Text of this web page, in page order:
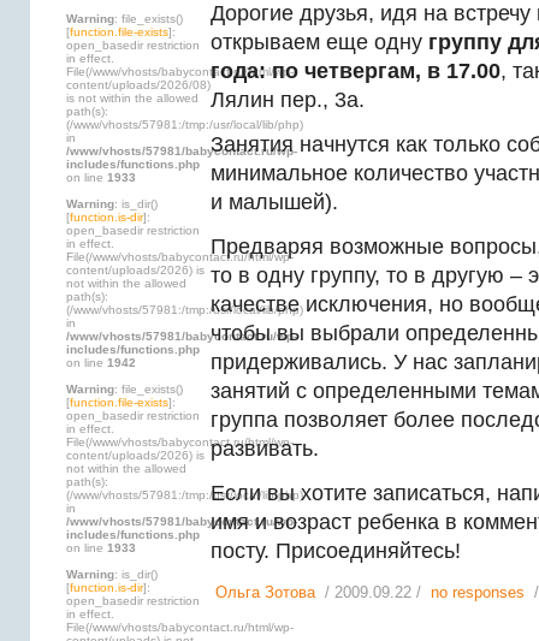
Warning: file_exists()
[function.file-exists]:
open_basedir restriction
in effect.
File(/www/vhosts/babycontact.ru/html/wp-
content/uploads/2026/08)
is not within the allowed
path(s):
(/www/vhosts/57981:/tmp:/usr/local/lib/php)
in
/www/vhosts/57981/babycontact.ru/wp-
includes/functions.php
on line 1933
Warning: is_dir()
[function.is-dir]:
open_basedir restriction
in effect.
File(/www/vhosts/babycontact.ru/html/wp-
content/uploads/2026) is
not within the allowed
path(s):
(/www/vhosts/57981:/tmp:/usr/local/lib/php)
in
/www/vhosts/57981/babycontact.ru/wp-
includes/functions.php
on line 1942
Warning: file_exists()
[function.file-exists]:
open_basedir restriction
in effect.
File(/www/vhosts/babycontact.ru/html/wp-
content/uploads/2026) is
not within the allowed
path(s):
(/www/vhosts/57981:/tmp:/usr/local/lib/php)
in
/www/vhosts/57981/babycontact.ru/wp-
includes/functions.php
on line 1933
Warning: is_dir()
[function.is-dir]:
open_basedir restriction
in effect.
File(/www/vhosts/babycontact.ru/html/wp-
Дорогие друзья, идя на
открываем еще одну группу
года: по четвергам, в 17.00,
Лялин пер., 3а.
Занятия начнутся как только
минимальное количество
и малышей).
Предваряя возможные
то в одну группу, то в другую –
качестве исключения, но
чтобы вы выбрали
придерживались. У нас
занятий с определенными
группа позволяет более
развивать.
Если вы хотите записаться,
имя и возраст ребенка в
посту. Присоединяйтесь!
Ольга Зотова / 2009.09.22 / no responses